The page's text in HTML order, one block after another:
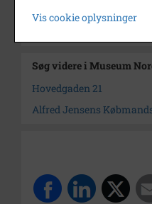
Kontakt arkivet
Søg videre i Museum
Hovedgaden 21
Alfred Jensens
Vis cookie oplysninger